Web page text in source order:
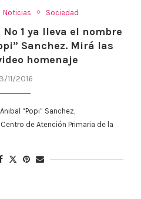
Noticias Sociedad
Nº 1 ya lleva el nombre
Sanchez. Mirá las
homenaje
11/2016
“Popi” Sanchez,
de Atención Primaria de la